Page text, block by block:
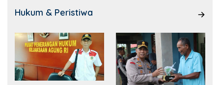
Hukum & Peristiwa